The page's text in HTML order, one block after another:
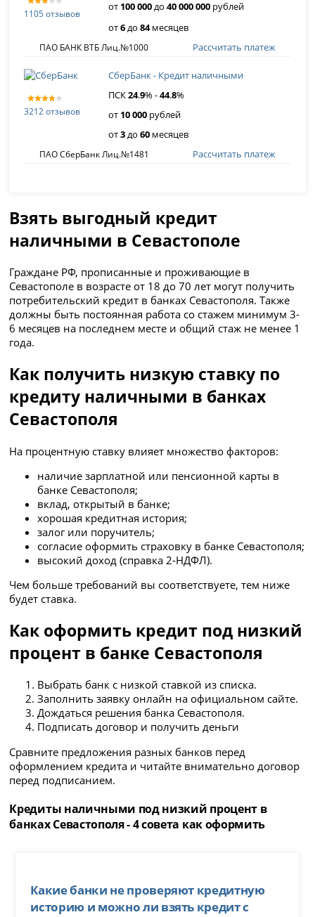
1105 отзывов
от 100 000до40 000 000 рублей
от6 до84месяцев
ПАО БАНК ВТБ Лиц.№1000 Рассчитать платеж
3212 отзывов
СберБанк - Кредит наличными
ПСК24.9% -44.8%
от 10 000 рублей
от3до60 месяцев
ПАО СберБанк Лиц.№1481 Рассчитать платеж
Взять выгодный кредит
наличными в Севастополе
Граждане РФ, прописанные и проживающие в
Севастополе в возрасте от 18 до 70 лет могут получить
потребительский кредит в банках Севастополя. Также
должны быть постоянная работа со стажем минимум 3-
6 месяцев на последнем месте и общий стаж не менее 1
года.
Как получить низкую ставку по
кредиту наличными в банках
Севастополя
На процентную ставку влияет множество факторов:
наличие зарплатной или пенсионной карты в
банке Севастополя;
вклад, открытый в банке;
хорошая кредитная история;
залог или поручитель;
согласие оформить страховку в банке Севастополя;
высокий доход (справка 2-НДФЛ).
Чем больше требований вы соответствуете, тем ниже
будет ставка.
Как оформить кредит под низкий
процент в банке Севастополя
Выбрать банк с низкой ставкой из списка.
Заполнить заявку онлайн на официальном сайте.
Дождаться решения банка Севастополя.
Подписать договор и получить деньги
Сравните предложения разных банков перед
оформлением кредита и читайте внимательно договор
перед подписанием.
Кредиты наличными под низкий процент в
банках Севастополя - 4 совета как оформить
Какие банки не проверяют кредитную
историю и можно ли взять кредит с